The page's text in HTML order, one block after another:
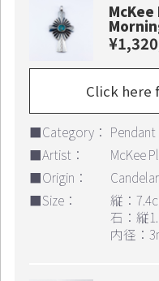
Click here
■Category： Pendant
■Artist：
McKee
■Origin：
■Size：
縦：
石：縦
内径：